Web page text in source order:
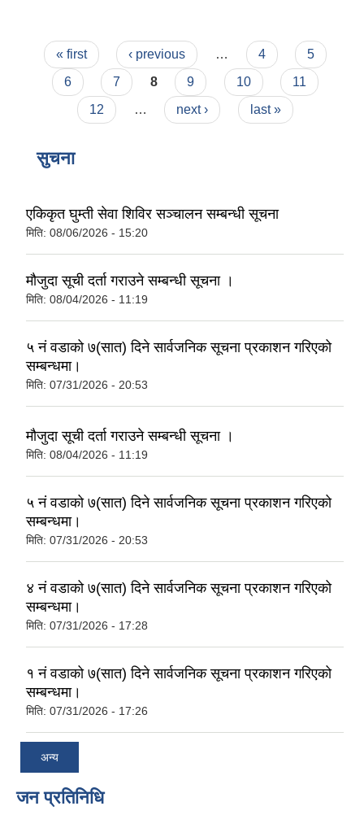
Pages
« first ‹ previous … 4
5
6
7 8 9 10
11
12
… next › last »
सुचना
एकिकृत घुम्ती सेवा शिविर सञ्‍चालन सम्बन्धी सूचना
मिति: 08/06/2026 - 15:20
मौजुदा सूची दर्ता गराउने सम्बन्धी सूचना ।
मिति: 08/04/2026 - 11:19
५ नं वडाको ७(सात) दिने सार्वजनिक सूचना प्रकाशन गरिएको
सम्बन्धमा।
मिति: 07/31/2026 - 20:53
मौजुदा सूची दर्ता गराउने सम्बन्धी सूचना ।
मिति: 08/04/2026 - 11:19
५ नं वडाको ७(सात) दिने सार्वजनिक सूचना प्रकाशन गरिएको
सम्बन्धमा।
मिति: 07/31/2026 - 20:53
४ नं वडाको ७(सात) दिने सार्वजनिक सूचना प्रकाशन गरिएको
सम्बन्धमा।
मिति: 07/31/2026 - 17:28
१ नं वडाको ७(सात) दिने सार्वजनिक सूचना प्रकाशन गरिएको
सम्बन्धमा।
मिति: 07/31/2026 - 17:26
अन्य
जन प्रतिनिधि